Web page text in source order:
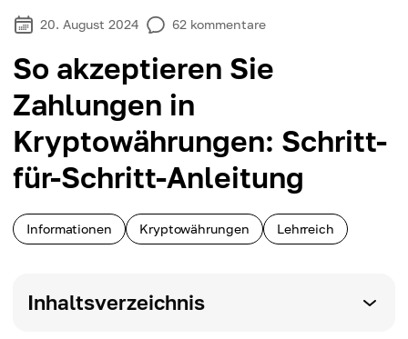
20. August 2024 62 kommentare
So akzeptieren Sie
Zahlungen in
Kryptowährungen: Schritt-
für-Schritt-Anleitung
Informationen Kryptowährungen Lehrreich
Inhaltsverzeichnis